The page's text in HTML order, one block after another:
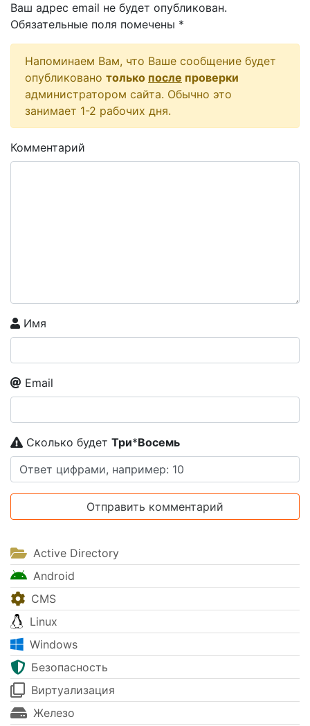
Ваш адрес email не будет опубликован.
Обязательные поля помечены *
Напоминаем Вам, что Ваше сообщение будет
опубликовано только после проверки
администратором сайта. Обычно это
занимает 1-2 рабочих дня.
Комментарий
Имя
Email
Сколько будет Tpи*Boceмь
Active Directory
Android
CMS
Linux
Windows
Безопасность
Виртуализация
Железо